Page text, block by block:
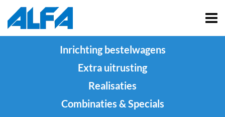
Inrichting bestelwagens
Extra uitrusting
Realisaties
Combinaties & Specials